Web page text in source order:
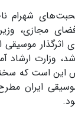
شهرام
مجازی،
اثرگذار موسیقی
وزارت
این است که
ایران